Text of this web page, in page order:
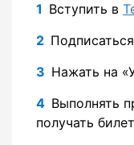
Вступить в
Нажать на
Выполнять
получать